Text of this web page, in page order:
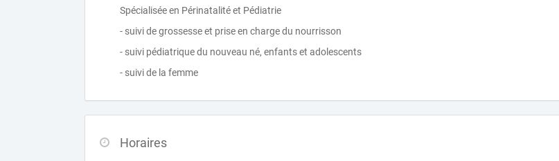
Spécialisée en Périnatalité et Pédiatrie
- suivi de grossesse et prise en charge du nourrisson
- suivi pédiatrique du nouveau né, enfants et adolescents
- suivi de la femme
Horaires